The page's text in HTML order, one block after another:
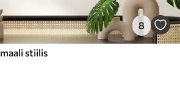
8
stiilis